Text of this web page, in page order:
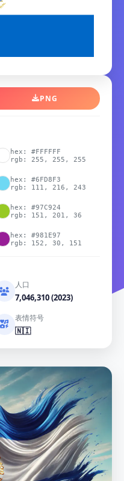
PNG
hex: #FFFFFF
rgb: 255, 255, 255
hex: #6FD8F3
rgb: 111, 216, 243
hex: #97C924
rgb: 151, 201, 36
hex: #981E97
rgb: 152, 30, 151
人口
7,046,310 (2023)
表情符号
🇳🇮